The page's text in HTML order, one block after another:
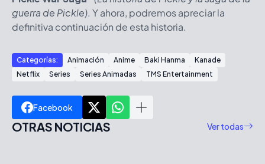
guerra de Pickle). Y ahora, podremos apreciar la
definitiva continuación de esta historia.
Categorías: Animación Anime Baki Hanma
Kanade
Netflix
Series Series Animadas TMS Entertainment
Facebook
OTRAS NOTICIAS Ver todas